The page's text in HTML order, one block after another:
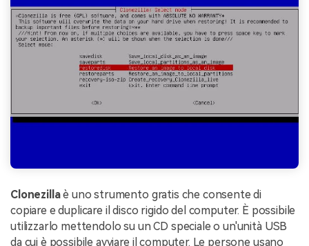
Clonezillaè uno strumento gratis che consente di
copiare e duplicare il disco rigido del computer. È possibile
utilizzarlo mettendolo su un CD speciale o un'unità USB
da cui è possibile avviare il computer. Le persone usano